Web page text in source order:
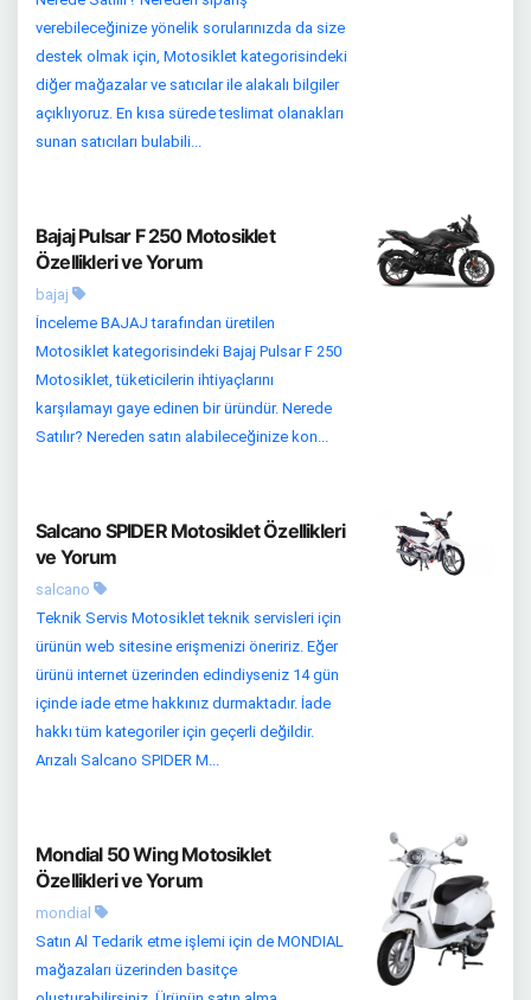
verebileceğinize yönelik sorularınızda da size
destek olmak için, Motosiklet kategorisindeki
diğer mağazalar ve satıcılar ile alakalı bilgiler
açıklıyoruz. En kısa sürede teslimat olanakları
sunan satıcıları bulabili...
Bajaj Pulsar F 250 Motosiklet
Özellikleri ve Yorum
bajaj
İnceleme BAJAJ tarafından üretilen
Motosiklet kategorisindeki Bajaj Pulsar F 250
Motosiklet, tüketicilerin ihtiyaçlarını
karşılamayı gaye edinen bir üründür. Nerede
Satılır? Nereden satın alabileceğinize kon...
Salcano SPIDER Motosiklet Özellikleri
ve Yorum
salcano
Teknik Servis Motosiklet teknik servisleri için
ürünün web sitesine erişmenizi öneririz. Eğer
ürünü internet üzerinden edindiyseniz 14 gün
içinde iade etme hakkınız durmaktadır. İade
hakkı tüm kategoriler için geçerli değildir.
Arızalı Salcano SPIDER M...
Mondial 50 Wing Motosiklet
Özellikleri ve Yorum
mondial
Satın Al Tedarik etme işlemi için de MONDIAL
mağazaları üzerinden basitçe